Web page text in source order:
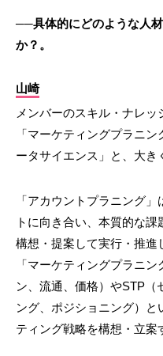
──具体的にどのような人
か？。
山崎
メンバーのスキル・ナレッ
「マーケティングプラニ
ータサイエンス」と、大き
「アカウントプラニング
トに向き合い、本質的な
構想・提案して実行・推進
「マーケティングプラニ
ン、流通、価格）やSTP（
ング、ポジショニング）
ティング戦略を構想・立案